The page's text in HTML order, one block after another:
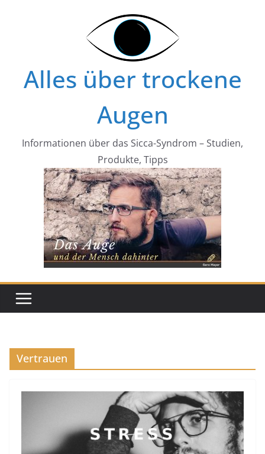
Alles über trockene
Augen
Informationen über das Sicca-Syndrom – Studien,
Produkte, Tipps
Vertrauen